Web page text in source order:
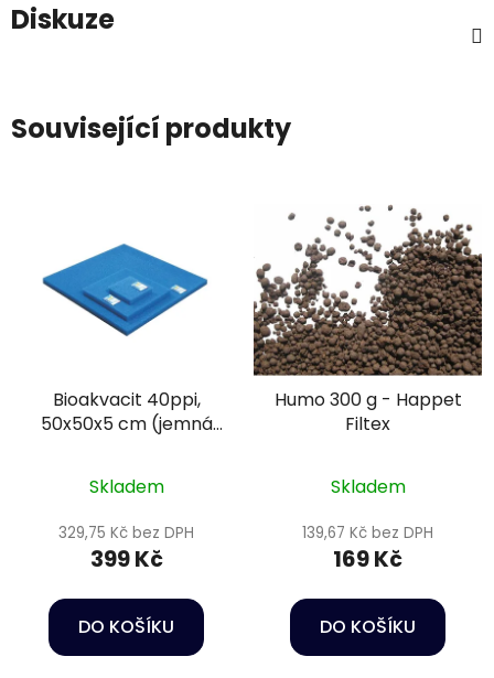
Diskuze
Související produkty
Bioakvacit 40ppi,
50x50x5 cm (jemná
Skladem
329,75 Kč bez DPH
399 Kč
DO KOŠÍKU
Humo 300 g - Happet
Filtex
Skladem
139,67 Kč bez DPH
169 Kč
DO KOŠÍKU